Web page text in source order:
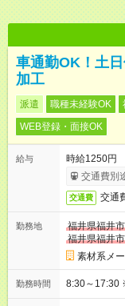
車通勤OK！土
加工
派遣 職種未経験OK
WEB登録・面接OK
給与
時給1250円
交通費別
交通費 交通
勤務地
福井県福井市
福井県福井市
素材系メ
勤務時間